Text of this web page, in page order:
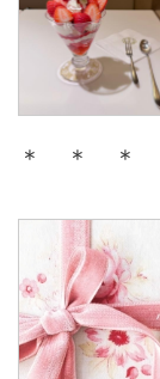
＊ ＊ ＊